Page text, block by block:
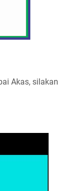
Akas, silakan